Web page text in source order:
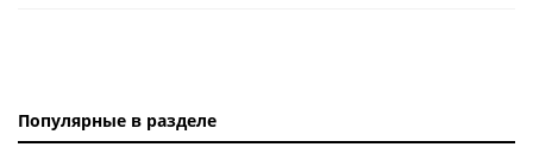
Популярные в разделе